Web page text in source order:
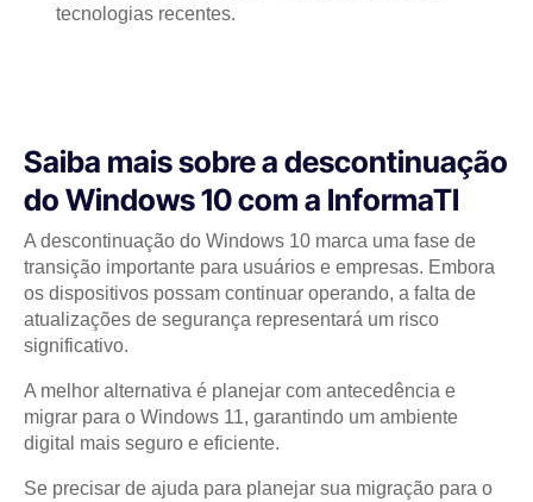
tecnologias recentes.
Saiba mais sobre a descontinuação
do Windows 10 com a InformaTI
A descontinuação do Windows 10 marca uma fase de
transição importante para usuários e empresas. Embora
os dispositivos possam continuar operando, a falta de
atualizações de segurança representará um risco
significativo.
A melhor alternativa é planejar com antecedência e
migrar para o Windows 11, garantindo um ambiente
digital mais seguro e eficiente.
Se precisar de ajuda para planejar sua migração para o